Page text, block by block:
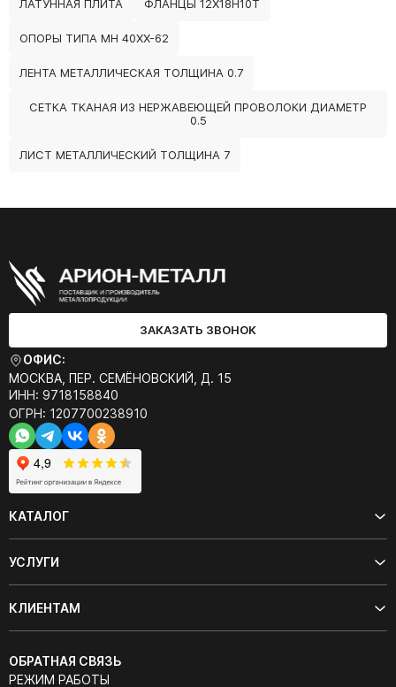
ЛАТУННАЯ ПЛИТА ФЛАНЦЫ 12Х18Н10Т
ОПОРЫ ТИПА МН 40ХХ-62
ЛЕНТА МЕТАЛЛИЧЕСКАЯ ТОЛЩИНА 0.7
СЕТКА ТКАНАЯ ИЗ НЕРЖАВЕЮЩЕЙ ПРОВОЛОКИ ДИАМЕТР
0.5
ЛИСТ МЕТАЛЛИЧЕСКИЙ ТОЛЩИНА 7
ЗАКАЗАТЬ ЗВОНОК
ОФИС:
МОСКВА, ПЕР. СЕМЁНОВСКИЙ, Д. 15
ИНН: 9718158840
ОГРН: 1207700238910
КАТАЛОГ
УСЛУГИ
КЛИЕНТАМ
ОБРАТНАЯ СВЯЗЬ
РЕЖИМ РАБОТЫ